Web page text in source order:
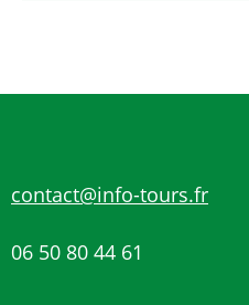
contact@info-tours.fr
06 50 80 44 61